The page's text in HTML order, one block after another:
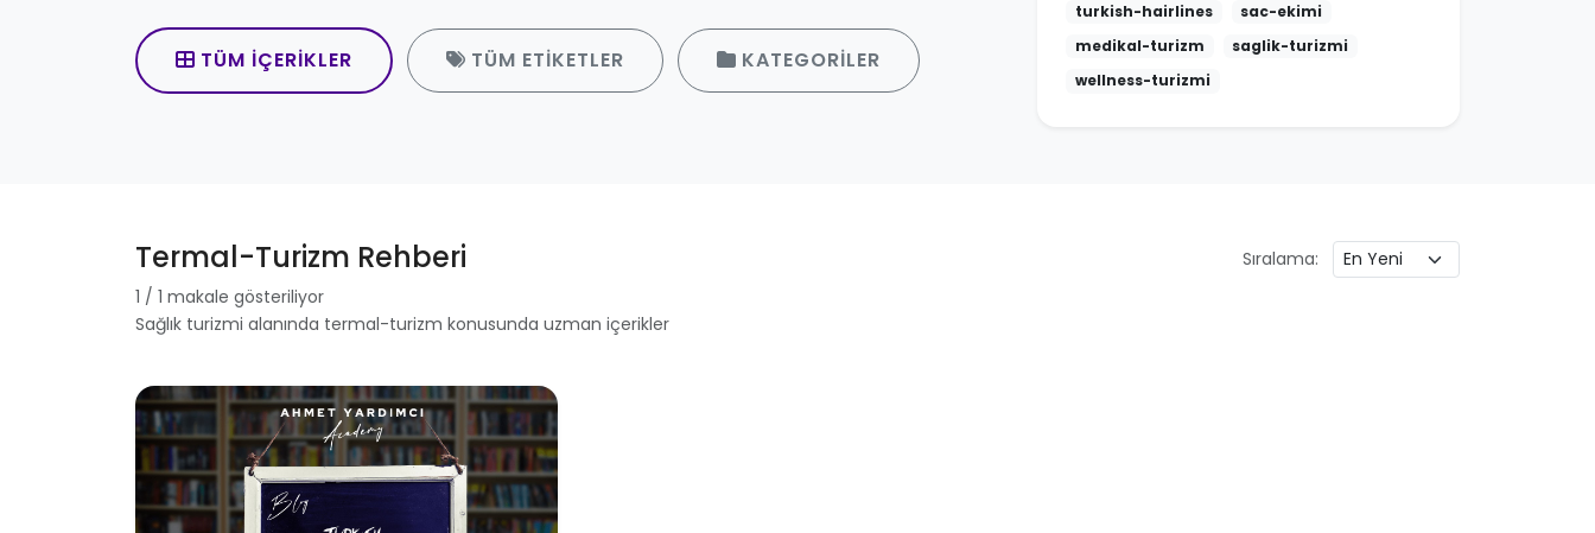
TÜM İÇERIKLER TÜM ETIKETLER KATEGORILER
turkish-hairlines
sac-ekimi
medikal-turizm
saglik-turizmi
wellness-turizmi
Termal-Turizm Rehberi
1 / 1 makale gösteriliyor
Sağlık turizmi alanında termal-turizm konusunda uzman içerikler
Sıralama: